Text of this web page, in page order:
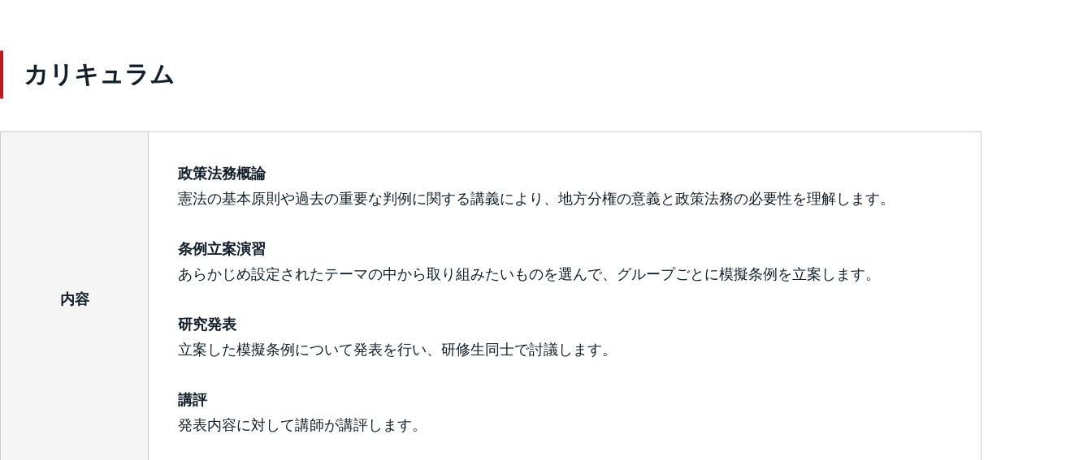
カリキュラム
内容
政策法務概論
憲法の基本原則や過去の重要な判例に関する講義により、地方分権の意義と政策法務の必要性を理解します。
条例立案演習
あらかじめ設定されたテーマの中から取り組みたいものを選んで、グループごとに模擬条例を立案します。
研究発表
立案した模擬条例について発表を行い、研修生同士で討議します。
講評
発表内容に対して講師が講評します。